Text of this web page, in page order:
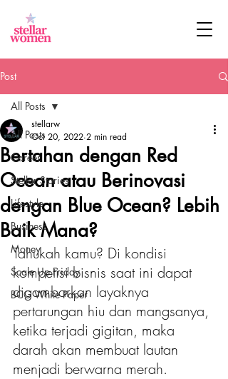
Post
All Posts
Career
Stellar Stories
Lifestyle
Business
Money
Scale Up Friday
BCG White Paper
All Posts
Bertahan dengan Red
Ocean atau Berinovasi
dengan Blue Ocean? Lebih
Baik Mana?
stellarw
Oct 20, 2022 2 min read
Tahukah kamu? Di kondisi
kompetisi bisnis saat ini dapat
digambarkan layaknya
pertarungan hiu dan mangsanya,
ketika terjadi gigitan, maka
darah akan membuat lautan
menjadi berwarna merah.